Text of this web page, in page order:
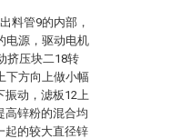
料管9的内部，
电源，驱动电机
挤压块二18转
下方向上做小幅
振动，滤板12上
高锌粉的混合均
起的较大直径锌